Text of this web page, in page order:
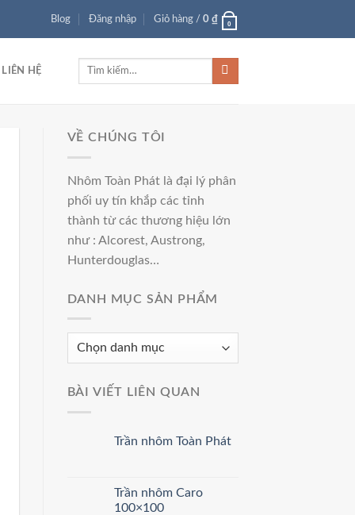
Blog Đăng nhập Giỏ hàng / 0 ₫ 0
LIÊN HỆ
VỀ CHÚNG TÔI
Nhôm Toàn Phát là đại lý phân
phối uy tín khắp các tỉnh
thành từ các thương hiệu lớn
như : Alcorest, Austrong,
Hunterdouglas…
DANH MỤC SẢN PHẨM
BÀI VIẾT LIÊN QUAN
Trần nhôm Toàn Phát
Trần nhôm Caro
100×100